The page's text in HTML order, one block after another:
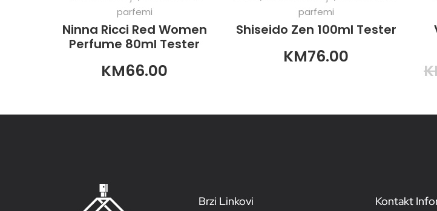
parfemi
Ninna Ricci Red Women
Perfume 80ml Tester
KM66.00
parfemi
Shiseido Zen 100ml Tester
KM76.00
Brzi Linkovi Kontakt